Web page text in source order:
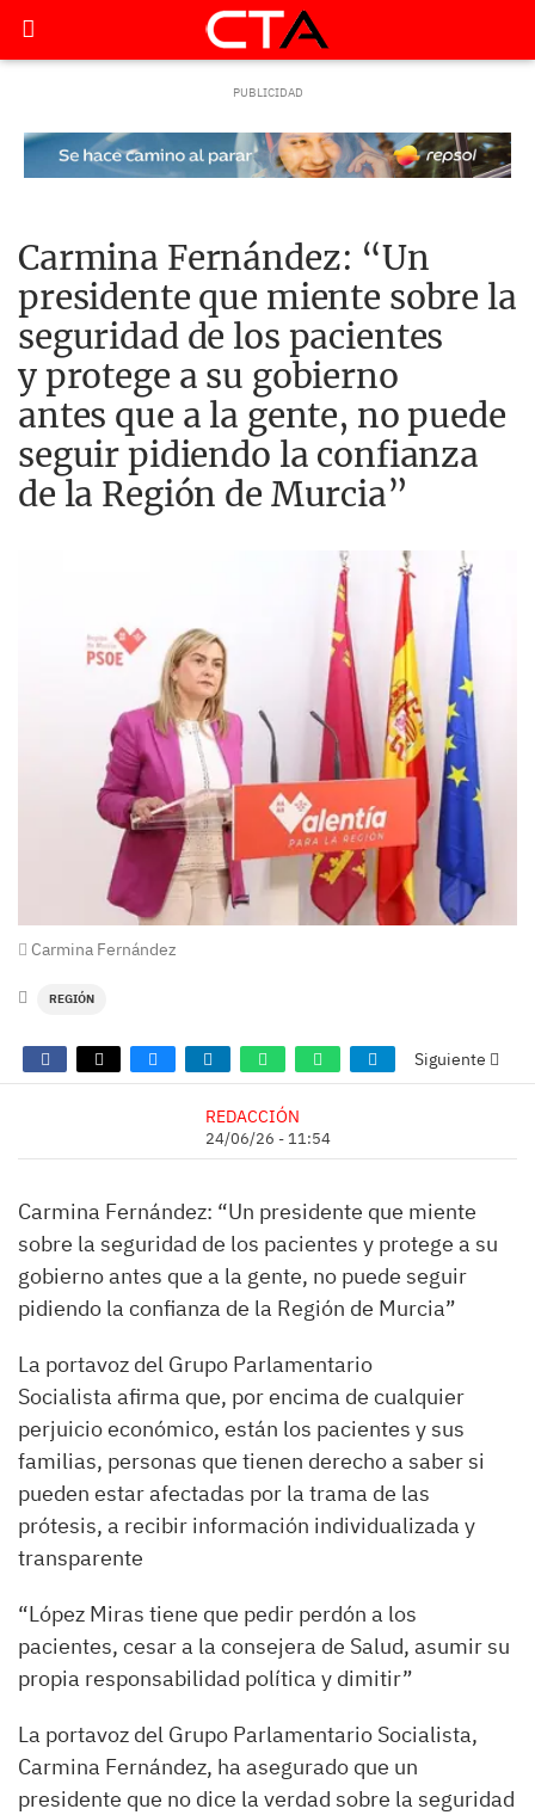
Carmina Fernández: “Un
presidente que miente sobre la
seguridad de los pacientes
y protege a su gobierno
antes que a la gente, no puede
seguir pidiendo la confianza
de la Región de Murcia”
Carmina Fernández
REGIÓN
Siguiente
REDACCIÓN
24/06/26 - 11:54
Carmina Fernández: “Un presidente que miente
sobre la seguridad de los pacientes y protege a su
gobierno antes que a la gente, no puede seguir
pidiendo la confianza de la Región de Murcia”
La portavoz del Grupo Parlamentario
Socialista afirma que, por encima de cualquier
perjuicio económico, están los pacientes y sus
familias, personas que tienen derecho a saber si
pueden estar afectadas por la trama de las
prótesis, a recibir información individualizada y
transparente
“López Miras tiene que pedir perdón a los
pacientes, cesar a la consejera de Salud, asumir su
propia responsabilidad política y dimitir”
La portavoz del Grupo Parlamentario Socialista,
Carmina Fernández, ha asegurado que un
presidente que no dice la verdad sobre la seguridad